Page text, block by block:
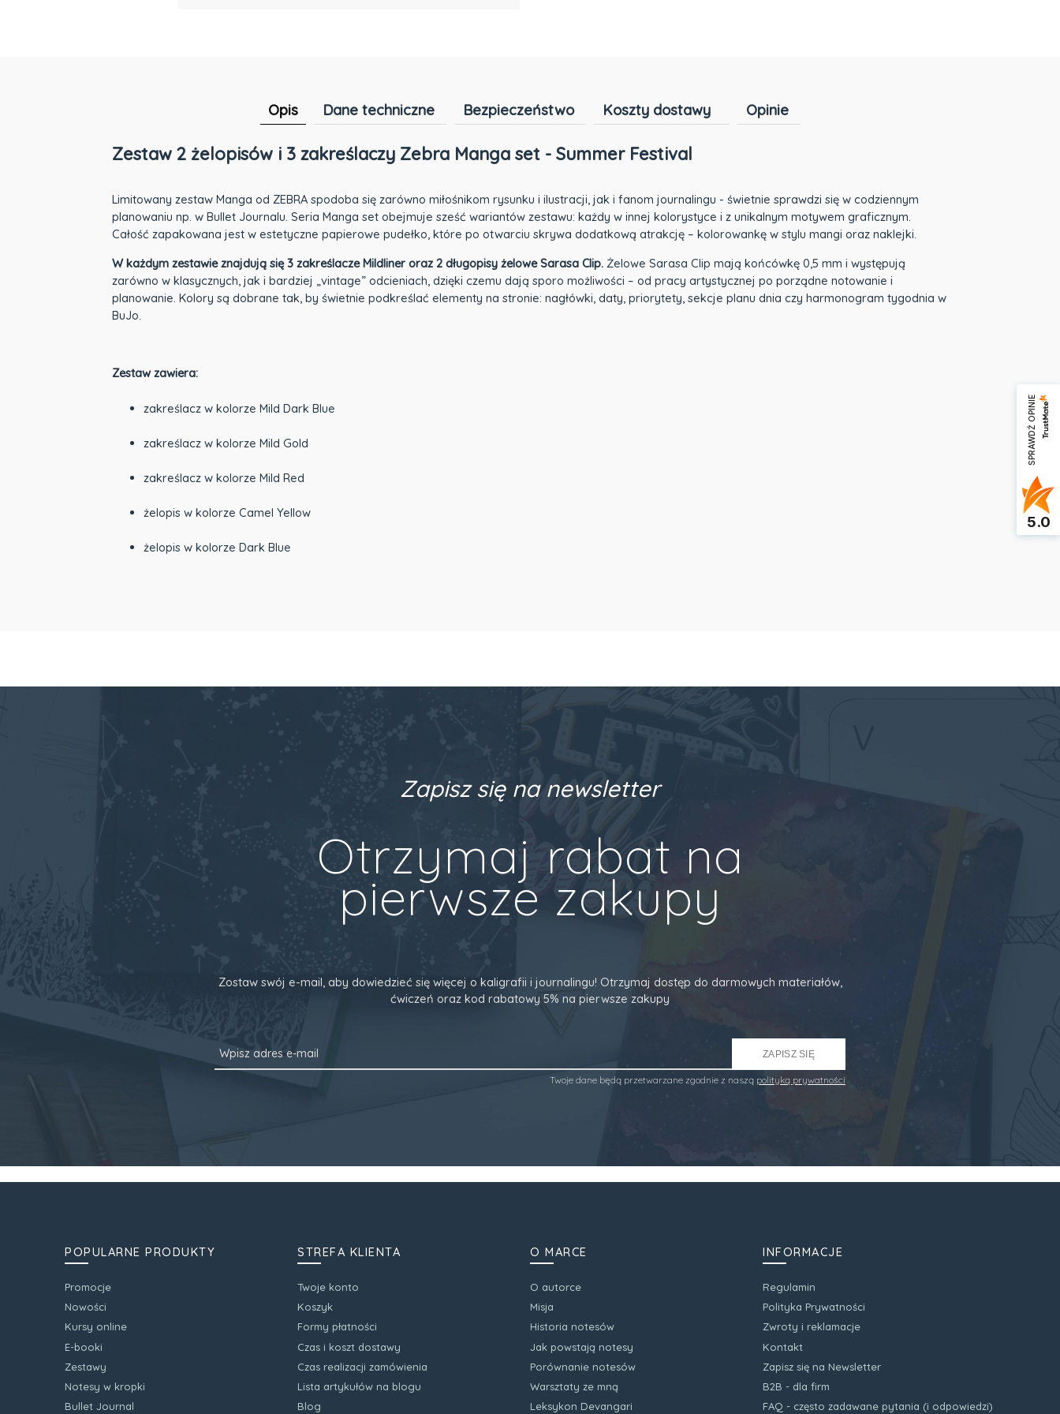
Opis Dane techniczne Bezpieczeństwo Koszty dostawy Opinie
Zestaw 2 żelopisów i 3 zakreślaczy Zebra Manga set - Summer Festival
Limitowany zestaw Manga od ZEBRA spodoba się zarówno miłośnikom rysunku i ilustracji, jak i fanom journalingu - świetnie sprawdzi się w codziennym
planowaniu np. w Bullet Journalu. Seria Manga set obejmuje sześć wariantów zestawu: każdy w innej kolorystyce i z unikalnym motywem graficznym.
Całość zapakowana jest w estetyczne papierowe pudełko, które po otwarciu skrywa dodatkową atrakcję – kolorowankę w stylu mangi oraz naklejki.
W każdym zestawie znajdują się 3 zakreślacze Mildliner oraz 2 długopisy żelowe Sarasa Clip. Żelowe Sarasa Clip mają końcówkę 0,5 mm i występują
zarówno w klasycznych, jak i bardziej „vintage” odcieniach, dzięki czemu dają sporo możliwości – od pracy artystycznej po porządne notowanie i
planowanie. Kolory są dobrane tak, by świetnie podkreślać elementy na stronie: nagłówki, daty, priorytety, sekcje planu dnia czy harmonogram tygodnia w
BuJo.
Zestaw zawiera:
zakreślacz w kolorze Mild Dark Blue
zakreślacz w kolorze Mild Gold
zakreślacz w kolorze Mild Red
żelopis w kolorze Camel Yellow
żelopis w kolorze Dark Blue
Zapisz się na newsletter
Otrzymaj rabat na
pierwsze zakupy
Zostaw swój e-mail, aby dowiedzieć się więcej o kaligrafii i journalingu! Otrzymaj dostęp do darmowych materiałów,
ćwiczeń oraz kod rabatowy 5% na pierwsze zakupy
ZAPISZ SIĘ
Twoje dane będą przetwarzane zgodnie z naszą polityką prywatności
POPULARNE PRODUKTY
Promocje
Nowości
Kursy online
E-booki
Zestawy
Notesy w kropki
Bullet Journal
STREFA KLIENTA
Twoje konto
Koszyk
Formy płatności
Czas i koszt dostawy
Czas realizacji zamówienia
Lista artykułów na blogu
Blog
O MARCE
O autorce
Misja
Historia notesów
Jak powstają notesy
Porównanie notesów
Warsztaty ze mną
Leksykon Devangari
INFORMACJE
Regulamin
Polityka Prywatności
Zwroty i reklamacje
Kontakt
Zapisz się na Newsletter
B2B - dla firm
FAQ - często zadawane pytania (i odpowiedzi)
SPRAWDŹ OPINIE
5.0